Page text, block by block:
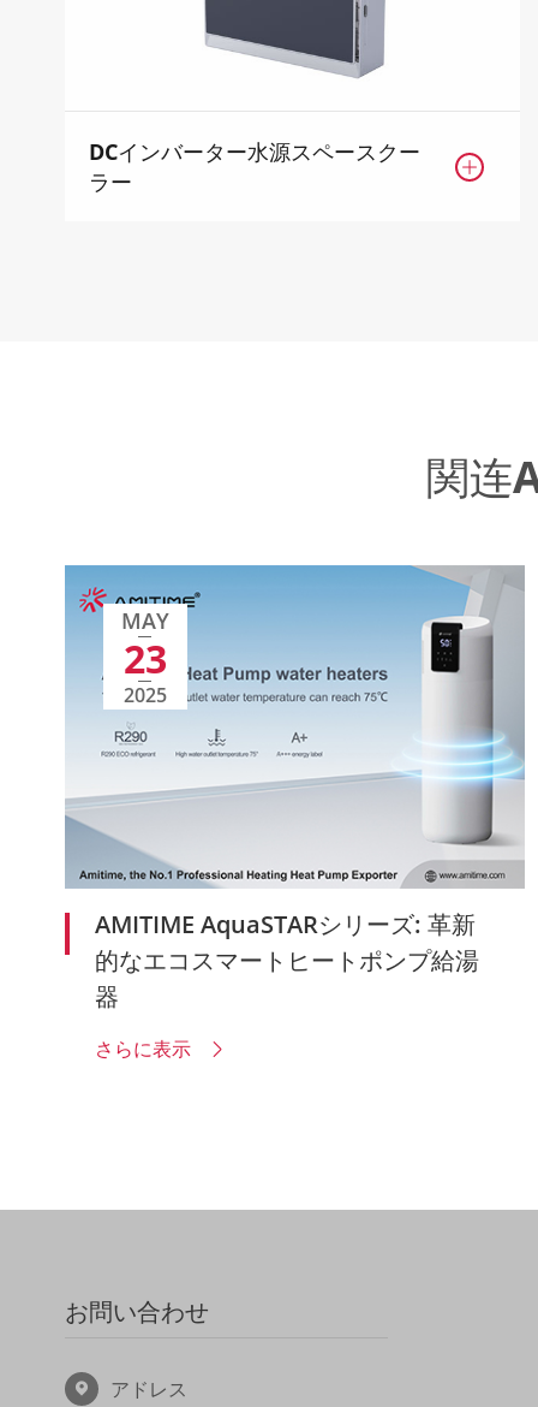
DCインバーター水源スペースクー
ラー

関连
MAY
23
2025
AMITIME AquaSTARシリーズ: 革新
的なエコスマートヒートポンプ給湯
器
さらに表示 
お問い合わせ

アドレス